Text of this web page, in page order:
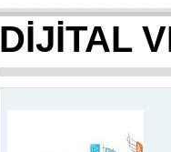
DİJİTAL